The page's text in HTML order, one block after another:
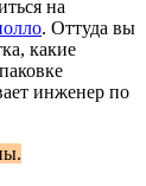
на
. Оттуда вы
какие
инженер по